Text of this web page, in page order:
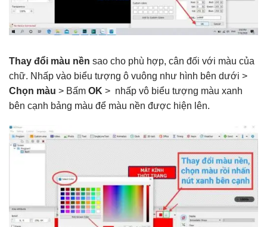
Thay đổi màu nền sao cho phù hợp, cân đối với màu của
chữ. Nhấp vào biểu tượng ô vuông như hình bên dưới >
Chọn màu > Bấm OK > nhấp vô biểu tượng màu xanh
bên cạnh bảng màu để màu nền được hiện lên.